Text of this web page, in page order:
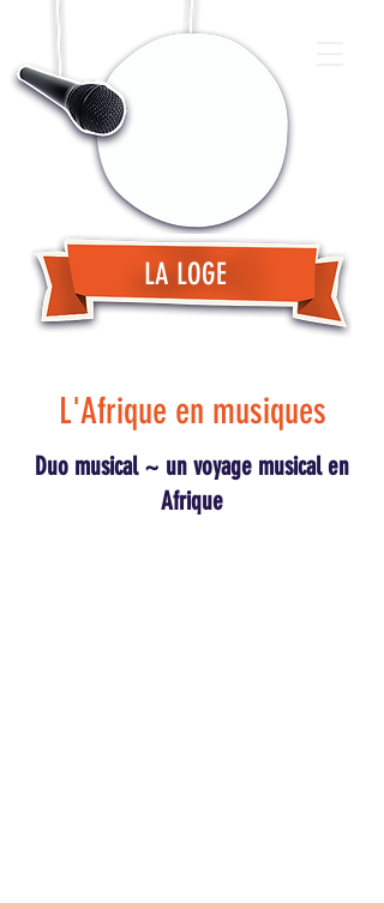
LA LOGE
L'Afrique en musiques
Duo musical ~ un voyage musical en
Afrique